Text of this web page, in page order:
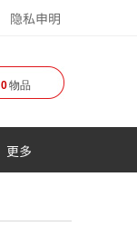
隐私申明
0物品
更多